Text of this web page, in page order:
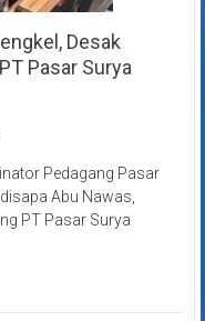
Desak
Pasar Surya
Pedagang Pasar
Abu Nawas,
PT Pasar Surya